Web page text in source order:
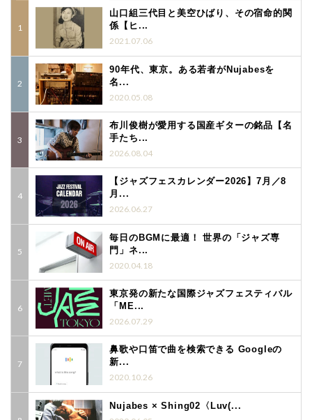
山口組三代目と美空ひばり、その宿命的関
係【ヒ...
2021.07.06
90年代、東京。ある若者がNujabesを
名...
2020.05.08
布川俊樹が愛用する国産ギターの銘品【名
手たち...
2026.08.04
【ジャズフェスカレンダー2026】7月／8
月...
2026.06.27
毎日のBGMに最適！ 世界の「ジャズ専
門」ネ...
2020.04.18
東京発の新たな国際ジャズフェスティバル
「ME...
2026.07.29
鼻歌や口笛で曲を検索できる Googleの
新...
2020.10.26
Nujabes × Shing02〈Luv(...